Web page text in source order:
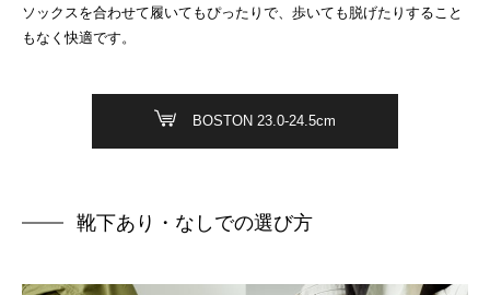
ソックスを合わせて履いてもぴったりで、歩いても脱げたりすること
もなく快適です。
BOSTON 23.0-24.5cm
靴下あり・なしでの選び方